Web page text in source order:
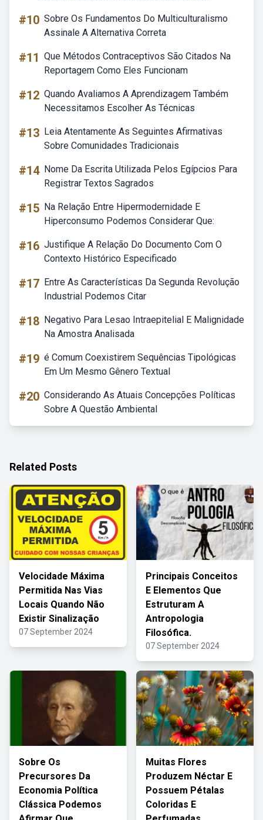
#10 Sobre Os Fundamentos Do Multiculturalismo
Assinale A Alternativa Correta
#11 Que Métodos Contraceptivos São Citados Na
Reportagem Como Eles Funcionam
#12 Quando Avaliamos A Aprendizagem Também
Necessitamos Escolher As Técnicas
#13 Leia Atentamente As Seguintes Afirmativas
Sobre Comunidades Tradicionais
#14 Nome Da Escrita Utilizada Pelos Egípcios Para
Registrar Textos Sagrados
#15 Na Relação Entre Hipermodernidade E
Hiperconsumo Podemos Considerar Que:
#16 Justifique A Relação Do Documento Com O
Contexto Histórico Especificado
#17 Entre As Características Da Segunda Revolução
Industrial Podemos Citar
#18 Negativo Para Lesao Intraepitelial E Malignidade
Na Amostra Analisada
#19 é Comum Coexistirem Sequências Tipológicas
Em Um Mesmo Gênero Textual
#20 Considerando As Atuais Concepções Políticas
Sobre A Questão Ambiental
Related Posts
Velocidade Máxima
Permitida Nas Vias
Locais Quando Não
Existir Sinalização
07 September 2024
Principais Conceitos
E Elementos Que
Estruturam A
Antropologia
Filosófica.
07 September 2024
Sobre Os
Precursores Da
Economia Política
Clássica Podemos
Muitas Flores
Produzem Néctar E
Possuem Pétalas
Coloridas E